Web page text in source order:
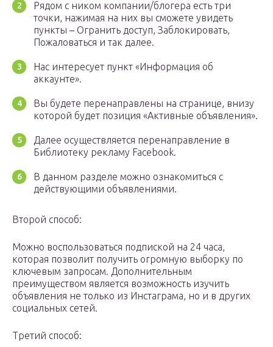
Рядом с ником компании/блогера есть три
точки, нажимая на них вы сможете увидеть
пункты – Огранить доступ, Заблокировать,
Пожаловаться и так далее.
Нас интересует пункт «Информация об
аккаунте».
Вы будете перенаправлены на странице, внизу
которой будет позиция «Активные объявления».
Далее осуществляется перенаправление в
Библиотеку рекламу Facebook.
В данном разделе можно ознакомиться с
действующими объявлениями.
Второй способ:
Можно воспользоваться подпиской на 24 часа,
которая позволит получить огромную выборку по
ключевым запросам. Дополнительным
преимуществом является возможность изучить
объявления не только из Инстаграма, но и в других
социальных сетей.
Третий способ: